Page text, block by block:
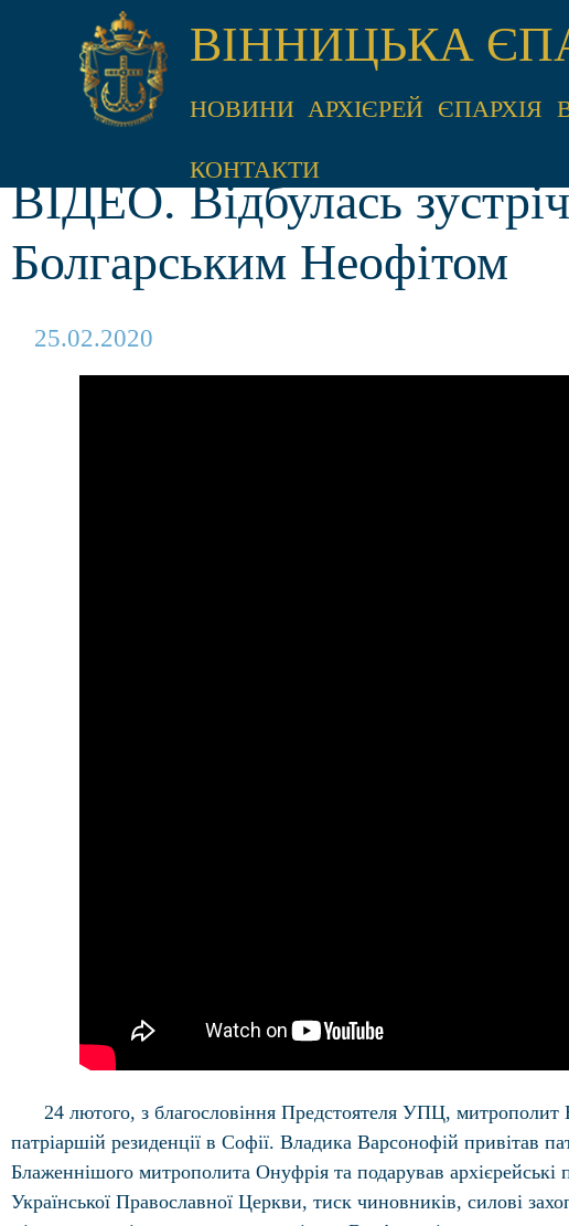
ВІННИЦЬКА
НОВИНИ АРХІЄРЕЙ ЄПАРХІЯ
КОНТАКТИ
ВІДЕО. Відбулась
Болгарським Неофітом
25.02.2020
24 лютого, з благословіння Предстоятеля УПЦ, митрополит
патріаршій резиденції в Софії. Владика Варсонофій привітав
Блаженнішого митрополита Онуфрія та подарував архієрейські
Української Православної Церкви, тиск чиновників, силові